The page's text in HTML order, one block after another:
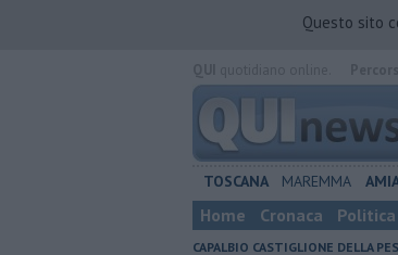
Questo sito
TOSCANA MAREMMA
Home Cronaca Politica
CAPALBIO CASTIGLIONE DELLA